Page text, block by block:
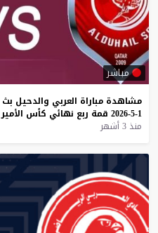
مباشر
مشاهدة مباراة العربي والدحيل بث
1-5-2026
قمة ربع نهائي كأس الأمير
منذ 3 أشهر